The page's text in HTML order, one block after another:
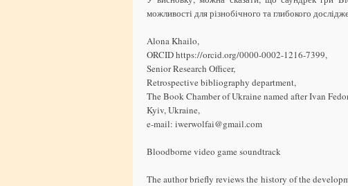
можливості для різнобічного та глибокого
Alona Khailo,
ORCID https://orcid.org/0000-0002-1216-7399,
Senior Research Officer,
Retrospective bibliography department,
The Book Chamber of Ukraine named after Ivan
Kyiv, Ukraine,
e-mail: iwerwolfai@gmail.com
Bloodborne video game soundtrack
The author briefly reviews the history of the